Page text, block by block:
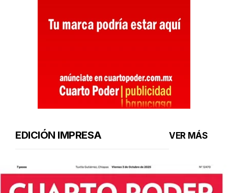
EDICIÓN IMPRESA VER MÁS